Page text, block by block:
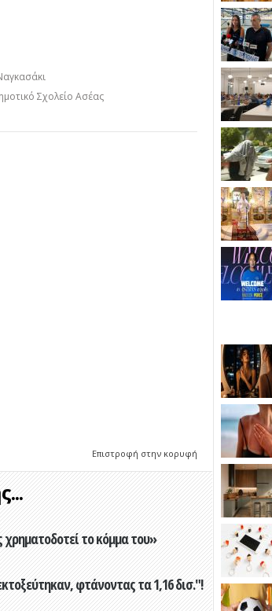
Σχολείο Ασέας
Επιστροφή στην κορυφή
το κόμμα του»
φτάνοντας τα 1,16 δισ."!